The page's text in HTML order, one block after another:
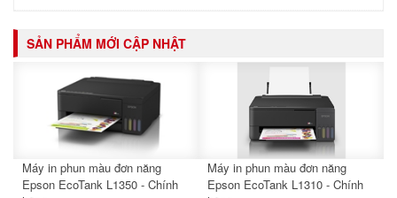
SẢN PHẨM MỚI CẬP NHẬT
Máy in phun màu đơn năng
Epson EcoTank L1350 - Chính
Máy in phun màu đơn năng
Epson EcoTank L1310 - Chính